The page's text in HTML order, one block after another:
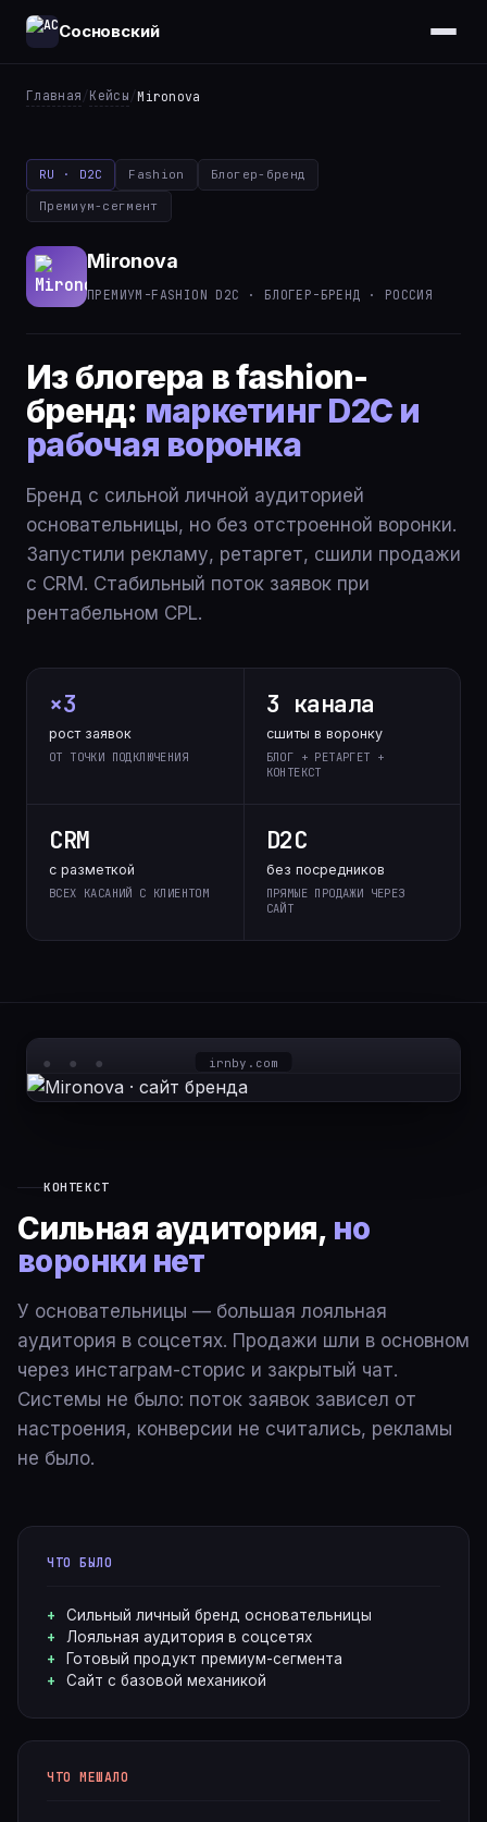
Сосновский
Главная /Кейсы /Mironova
RU · D2C Fashion Блогер-бренд
Премиум-сегмент
Mironova
ПРЕМИУМ-FASHION D2C · БЛОГЕР-БРЕНД · РОССИЯ
Из блогера в fashion-
бренд: маркетинг D2C и
рабочая воронка
Бренд с сильной личной аудиторией
основательницы, но без отстроенной воронки.
Запустили рекламу, ретаргет, сшили продажи
с CRM. Стабильный поток заявок при
рентабельном CPL.
×3
рост заявок
ОТ ТОЧКИ ПОДКЛЮЧЕНИЯ
3 канала
сшиты в воронку
БЛОГ + РЕТАРГЕТ +
КОНТЕКСТ
CRM
с разметкой
ВСЕХ КАСАНИЙ С КЛИЕНТОМ
D2C
без посредников
ПРЯМЫЕ ПРОДАЖИ ЧЕРЕЗ
САЙТ
irnby.com
КОНТЕКСТ
Сильная аудитория, но
воронки нет
У основательницы — большая лояльная
аудитория в соцсетях. Продажи шли в основном
через инстаграм-сторис и закрытый чат.
Системы не было: поток заявок зависел от
настроения, конверсии не считались, рекламы
не было.
ЧТО БЫЛО
Сильный личный бренд основательницы
Лояльная аудитория в соцсетях
Готовый продукт премиум-сегмента
Сайт с базовой механикой
ЧТО МЕШАЛО